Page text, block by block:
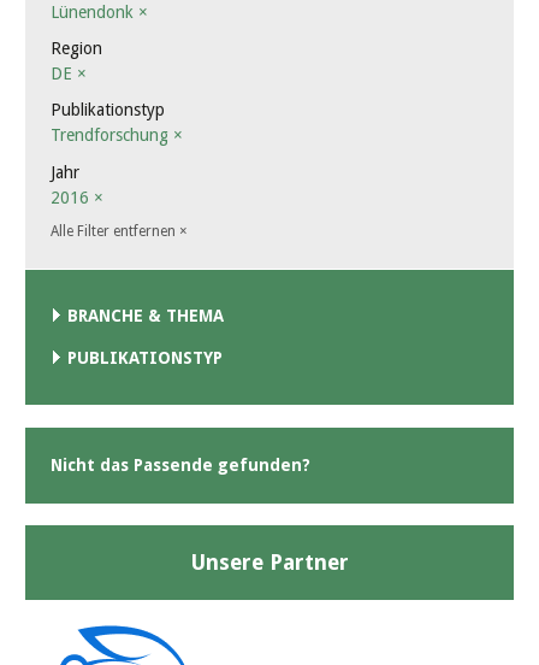
Lünendonk ×
Region
DE ×
Publikationstyp
Trendforschung ×
Jahr
2016 ×
Alle Filter entfernen ×
BRANCHE & THEMA
PUBLIKATIONSTYP
Nicht das Passende gefunden?
Unsere Partner